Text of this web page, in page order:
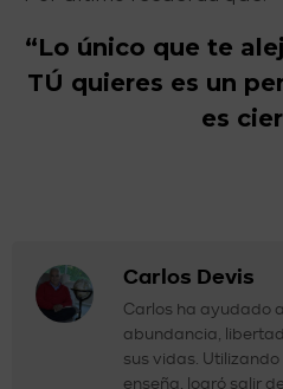
“Lo único que te
TÚ quieres es un
es
Carlos Devis
Carlos ha ayudado
abundancia,
sus vidas.
enseña, logró salir